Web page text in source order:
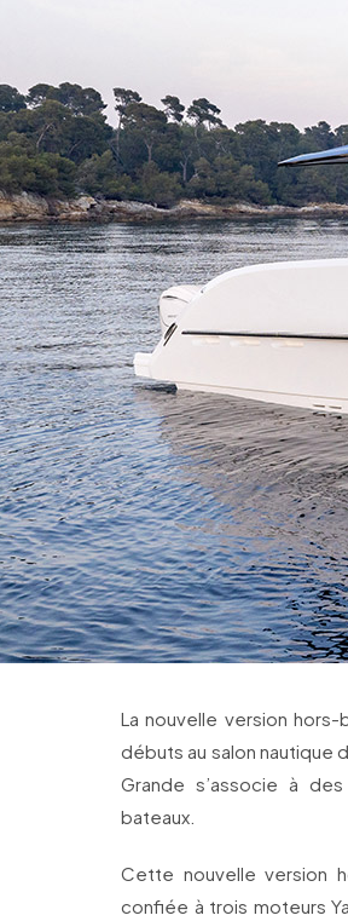
La nouvelle version
débuts au salon nautique
Grande s’associe à
bateaux.
Cette nouvelle version
confiée à trois moteurs